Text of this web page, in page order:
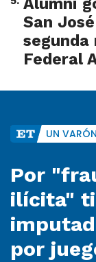
Alumni
San
segunda
Federal
UN
Por
ilícita"
por